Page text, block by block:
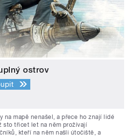
ostrov
na mapě nenašel, a přece ho znají lidé
sto třicet let na něm prožívají
kteří na něm našli útočiště, a